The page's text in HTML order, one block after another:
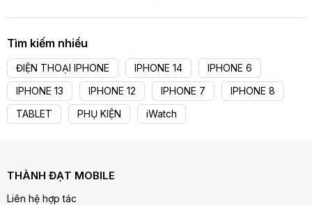
Tìm kiếm nhiều
ĐIỆN THOẠI IPHONE IPHONE 14
IPHONE 6
IPHONE 13
IPHONE 12 IPHONE 7
IPHONE 8
TABLET
PHỤ KIỆN iWatch
THÀNH ĐẠT MOBILE
Liên hệ hợp tác